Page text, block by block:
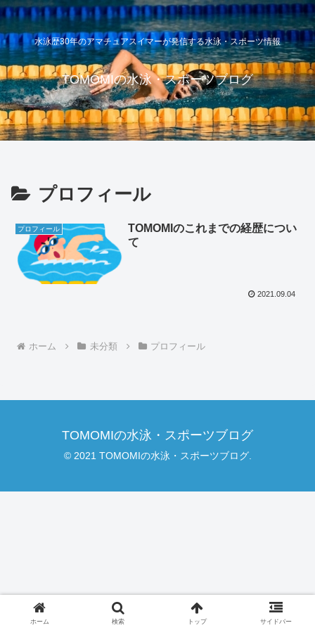
水泳歴30年のアマチュアスイマーが発信する水泳・スポーツ情報
TOMOMIの水泳・スポーツブログ
プロフィール
プロフィール
TOMOMIのこれまでの経歴につい
て
2021.09.04
ホーム 未分類 プロフィール
TOMOMIの水泳・スポーツブログ
© 2021 TOMOMIの水泳・スポーツブログ.
ホーム 検索 トップ サイドバー